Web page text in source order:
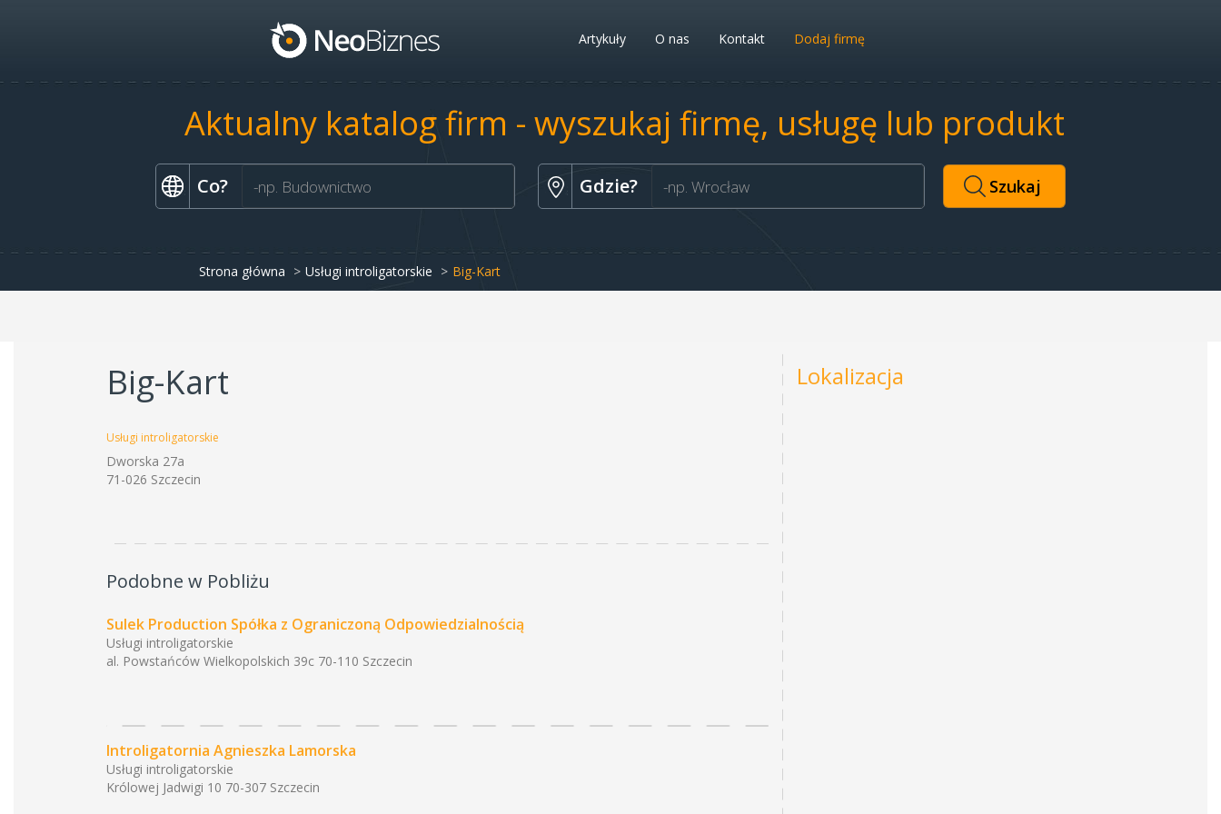
Artykuły O nas Kontakt Dodaj firmę
Aktualny katalog firm - wyszukaj firmę, usługę lub produkt
Co? Gdzie?
Strona główna Usługi introligatorskie Big-Kart
Big-Kart
Usługi introligatorskie
Dworska 27a
71-026 Szczecin
Podobne w Pobliżu
Sulek Production Spółka z Ograniczoną Odpowiedzialnością
Usługi introligatorskie
al. Powstańców Wielkopolskich 39c 70-110 Szczecin
Introligatornia Agnieszka Lamorska
Usługi introligatorskie
Królowej Jadwigi 10 70-307 Szczecin
Lokalizacja